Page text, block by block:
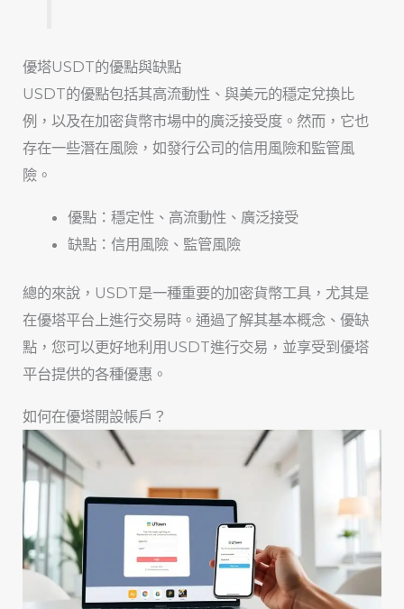
優塔USDT的優點與缺點
USDT的優點包括其高流動性、與美元的穩定兌換比
例，以及在加密貨幣市場中的廣泛接受度。然而，它也
存在一些潛在風險，如發行公司的信用風險和監管風
險。
優點：穩定性、高流動性、廣泛接受
缺點：信用風險、監管風險
總的來說，USDT是一種重要的加密貨幣工具，尤其是
在優塔平台上進行交易時。通過了解其基本概念、優缺
點，您可以更好地利用USDT進行交易，並享受到優塔
平台提供的各種優惠。
如何在優塔開設帳戶？